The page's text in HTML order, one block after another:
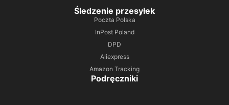
Śledzenie przesyłek
Poczta Polska
InPost Poland
DPD
Aliexpress
Amazon Tracking
Podręczniki